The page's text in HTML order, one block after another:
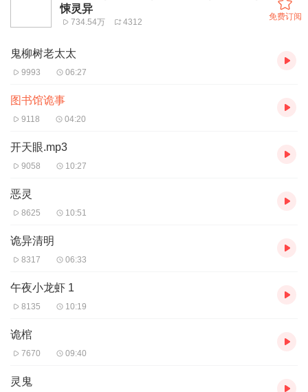
悚灵异
734.54万 4312
免费订阅
鬼柳树老太太
9993 06:27
图书馆诡事
9118 04:20
开天眼.mp3
9058 10:27
恶灵
8625 10:51
诡异清明
8317 06:33
午夜小龙虾 1
8135 10:19
诡棺
7670 09:40
灵鬼